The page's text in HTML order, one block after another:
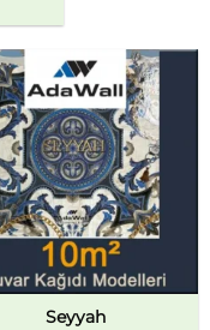
Seyyah